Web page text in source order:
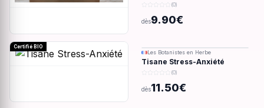
(0)
dès9.90€
Certifié BIO
Les Botanistes en Herbe
Tisane Stress-Anxiété
(0)
dès11.50€